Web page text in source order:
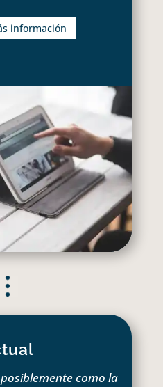
información
como la